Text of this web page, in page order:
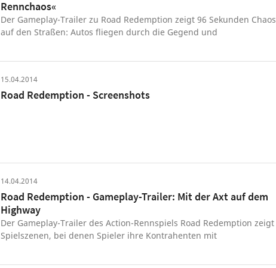
Rennchaos«
Der Gameplay-Trailer zu Road Redemption zeigt 96 Sekunden Chaos
auf den Straßen: Autos fliegen durch die Gegend und
15.04.2014
Road Redemption - Screenshots
14.04.2014
Road Redemption - Gameplay-Trailer: Mit der Axt auf dem
Highway
Der Gameplay-Trailer des Action-Rennspiels Road Redemption zeigt
Spielszenen, bei denen Spieler ihre Kontrahenten mit